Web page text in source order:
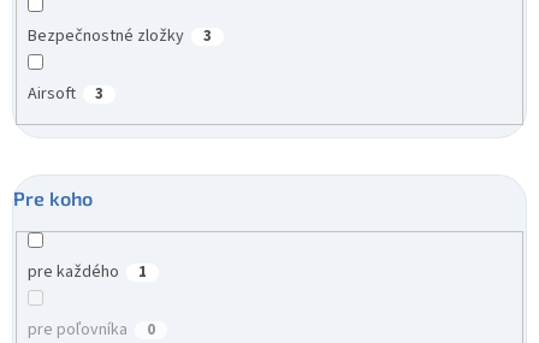
Bezpečnostné zložky 3
Airsoft 3
Pre koho
pre každého 1
pre poľovníka 0